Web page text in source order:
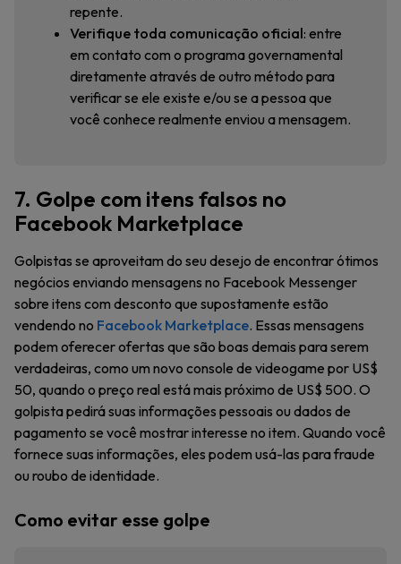
repente.
Verifique toda comunicação oficial: entre
em contato com o programa governamental
diretamente através de outro método para
verificar se ele existe e/ou se a pessoa que
você conhece realmente enviou a mensagem.
7. Golpe com itens falsos no
Facebook Marketplace
Golpistas se aproveitam do seu desejo de encontrar ótimos
negócios enviando mensagens no Facebook Messenger
sobre itens com desconto que supostamente estão
vendendo no Facebook Marketplace. Essas mensagens
podem oferecer ofertas que são boas demais para serem
verdadeiras, como um novo console de videogame por US$
50, quando o preço real está mais próximo de US$ 500. O
golpista pedirá suas informações pessoais ou dados de
pagamento se você mostrar interesse no item. Quando você
fornece suas informações, eles podem usá-las para fraude
ou roubo de identidade.
Como evitar esse golpe